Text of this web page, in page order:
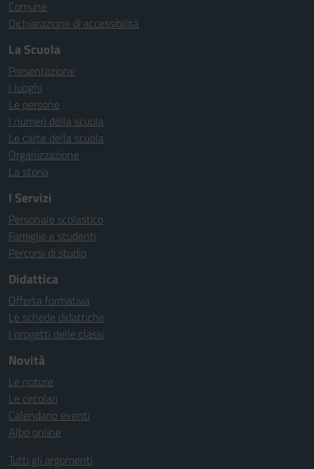
Comune
Dichiarazione di accessibilità
La Scuola
Presentazione
I luoghi
Le persone
I numeri della scuola
Le carte della scuola
Organizzazione
La storia
I Servizi
Personale scolastico
Famiglie e studenti
Percorsi di studio
Didattica
Offerta formativa
Le schede didattiche
I progetti delle classi
Novità
Le notizie
Le circolari
Calendario eventi
Albo online
Tutti gli argomenti